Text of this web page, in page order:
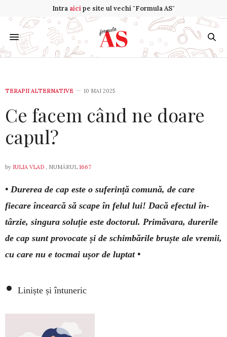
Intra aicipe site ul vechi "Formula AS"
TERAPII ALTERNATIVE 10 MAI 2025
Ce facem când ne doare
capul?
by IULIA VLAD , NUMĂRUL 1667
• Durerea de cap este o suferință comună, de care
fiecare încearcă să sca­pe în felul lui! Dacă efectul în­
târzie, singura soluție este doctorul. Pri­măvara, dure­rile
de cap sunt provocate și de schimbările bruște ale vremii,
cu care nu e tocmai ușor de luptat •
• Liniște și întuneric